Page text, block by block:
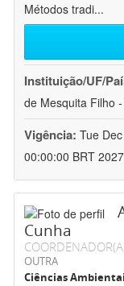
Métodos tradi...
Instituição/UF/
de Mesquita Filho
Vigência: Tue
00:00:00 BRT 2027
Cunha
OUTRA
Ciências